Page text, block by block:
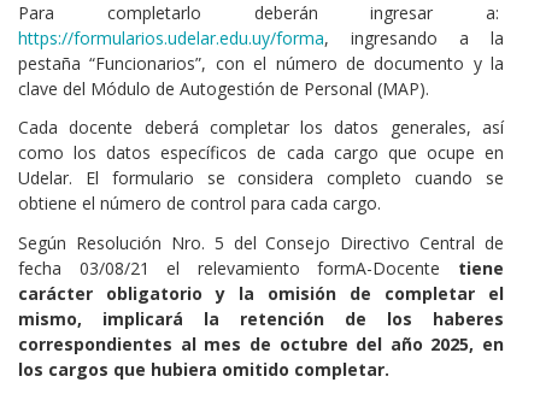
Para completarlo deberán ingresar a:
https://formularios.udelar.edu.uy/forma, ingresando a la
pestaña “Funcionarios”, con el número de documento y la
clave del Módulo de Autogestión de Personal (MAP).
Cada docente deberá completar los datos generales, así
como los datos específicos de cada cargo que ocupe en
Udelar. El formulario se considera completo cuando se
obtiene el número de control para cada cargo.
Según Resolución Nro. 5 del Consejo Directivo Central de
fecha 03/08/21 el relevamiento formA-Docente tiene
carácter obligatorio y la omisión de completar el
mismo, implicará la retención de los haberes
correspondientes al mes de octubre del año 2025, en
los cargos que hubiera omitido completar.